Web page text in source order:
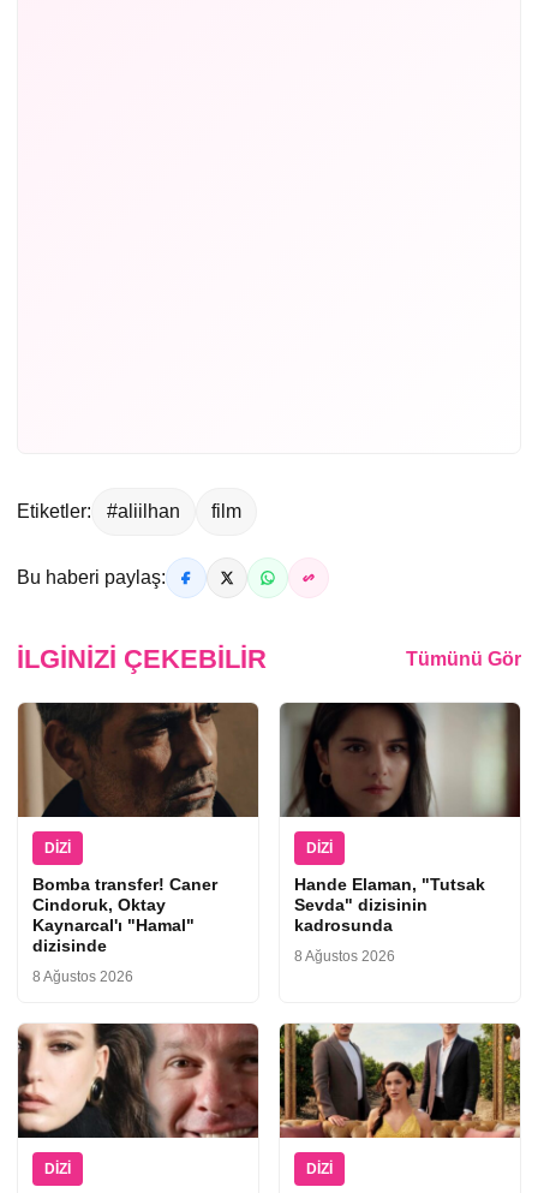
Etiketler: #aliilhan film
Bu haberi paylaş:
İLGINIZI ÇEKEBILIR Tümünü Gör
DIZI
Bomba transfer! Caner
Cindoruk, Oktay
Kaynarcal'ı "Hamal"
dizisinde
8 Ağustos 2026
DIZI
Hande Elaman, "Tutsak
Sevda" dizisinin
kadrosunda
8 Ağustos 2026
DIZI DIZI